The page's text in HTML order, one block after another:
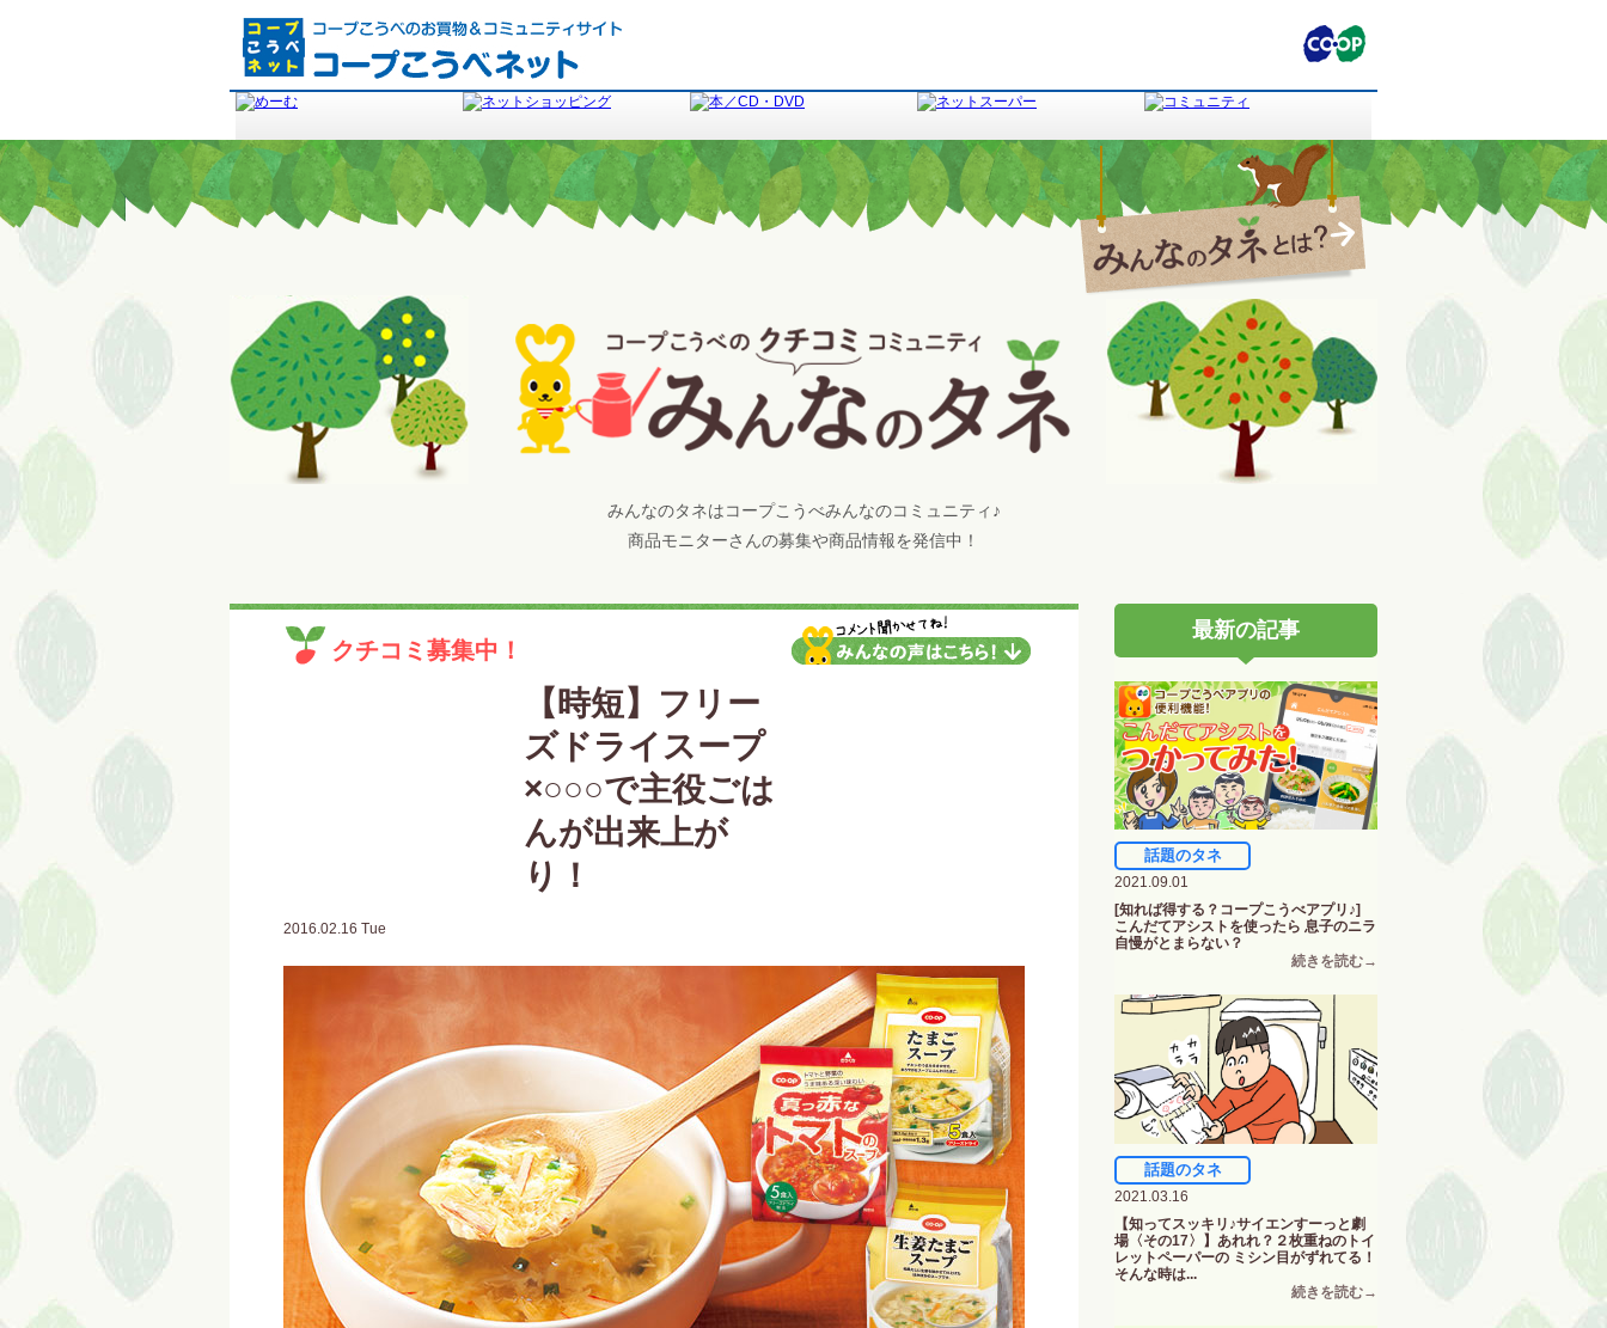
みんなのタネはコープこうべみんなのコミュニティ♪
商品モニターさんの募集や商品情報を発信中！
クチコミ募集中！
【時短】フリー
ズドライスープ
×○○○で主役ごは
んが出来上が
り！
2016.02.16 Tue
最新の記事
話題のタネ
2021.09.01
[知れば得する？コープこうべアプリ♪]
こんだてアシストを使ったら 息子のニラ
自慢がとまらない？
話題のタネ
2021.03.16
【知ってスッキリ♪サイエンすーっと劇
場〈その17〉】あれれ？２枚重ねのトイ
レットペーパーの ミシン目がずれてる！
そんな時は...